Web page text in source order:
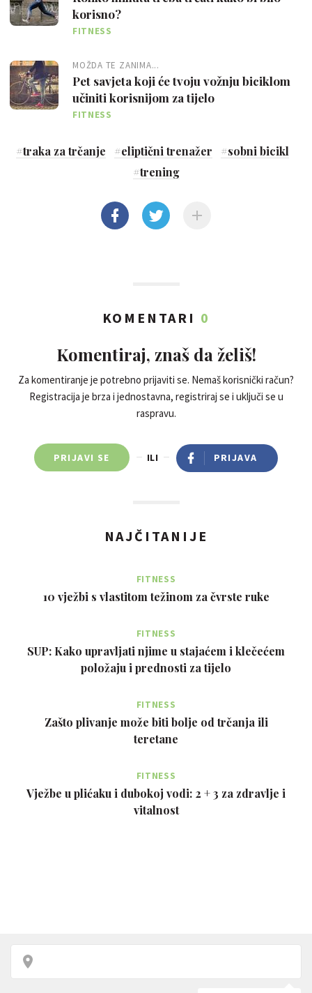
korisno?
FITNESS
MOŽDA TE ZANIMA...
Pet savjeta koji će tvoju vožnju biciklom
učiniti korisnijom za tijelo
FITNESS
#traka za trčanje #eliptični trenažer #sobni bicikl
#trening
KOMENTARI 0
Komentiraj, znaš da želiš!
Za komentiranje je potrebno prijaviti se. Nemaš korisnički račun?
Registracija je brza i jednostavna, registriraj se i uključi se u
raspravu.
PRIJAVI SE ILI PRIJAVA
NAJČITANIJE
FITNESS
10 vježbi s vlastitom težinom za čvrste ruke
FITNESS
SUP: Kako upravljati njime u stajaćem i klečećem
položaju i prednosti za tijelo
FITNESS
Zašto plivanje može biti bolje od trčanja ili
teretane
FITNESS
Vježbe u plićaku i dubokoj vodi: 2 + 3 za zdravlje i
vitalnost